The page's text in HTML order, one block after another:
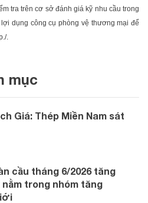
tra trên cơ sở đánh giá kỹ nhu cầu trong
dụng công cụ phòng vệ thương mại để
.
mục
Giá: Thép Miền Nam sát
cầu tháng 6/2026 tăng
nằm trong nhóm tăng